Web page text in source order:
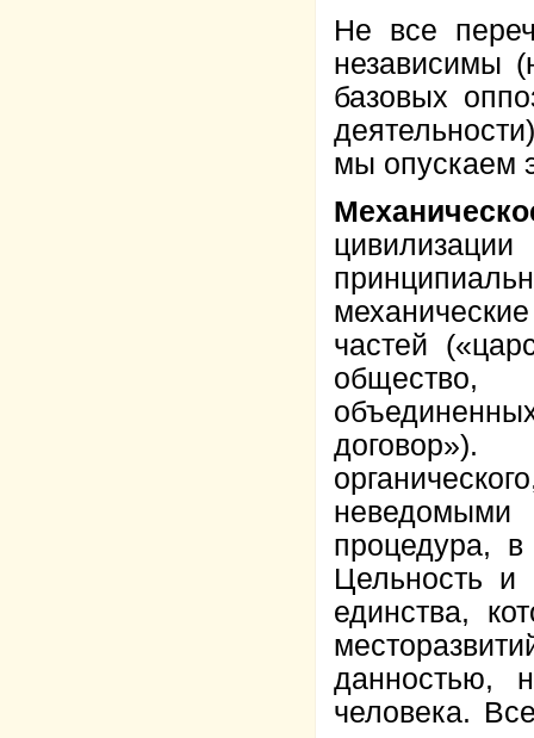
Не все
независимы
базовых
мы опускаем
частей
общество,
неведомыми
процедура,
Цельность и
единства,
данностью,
человека.